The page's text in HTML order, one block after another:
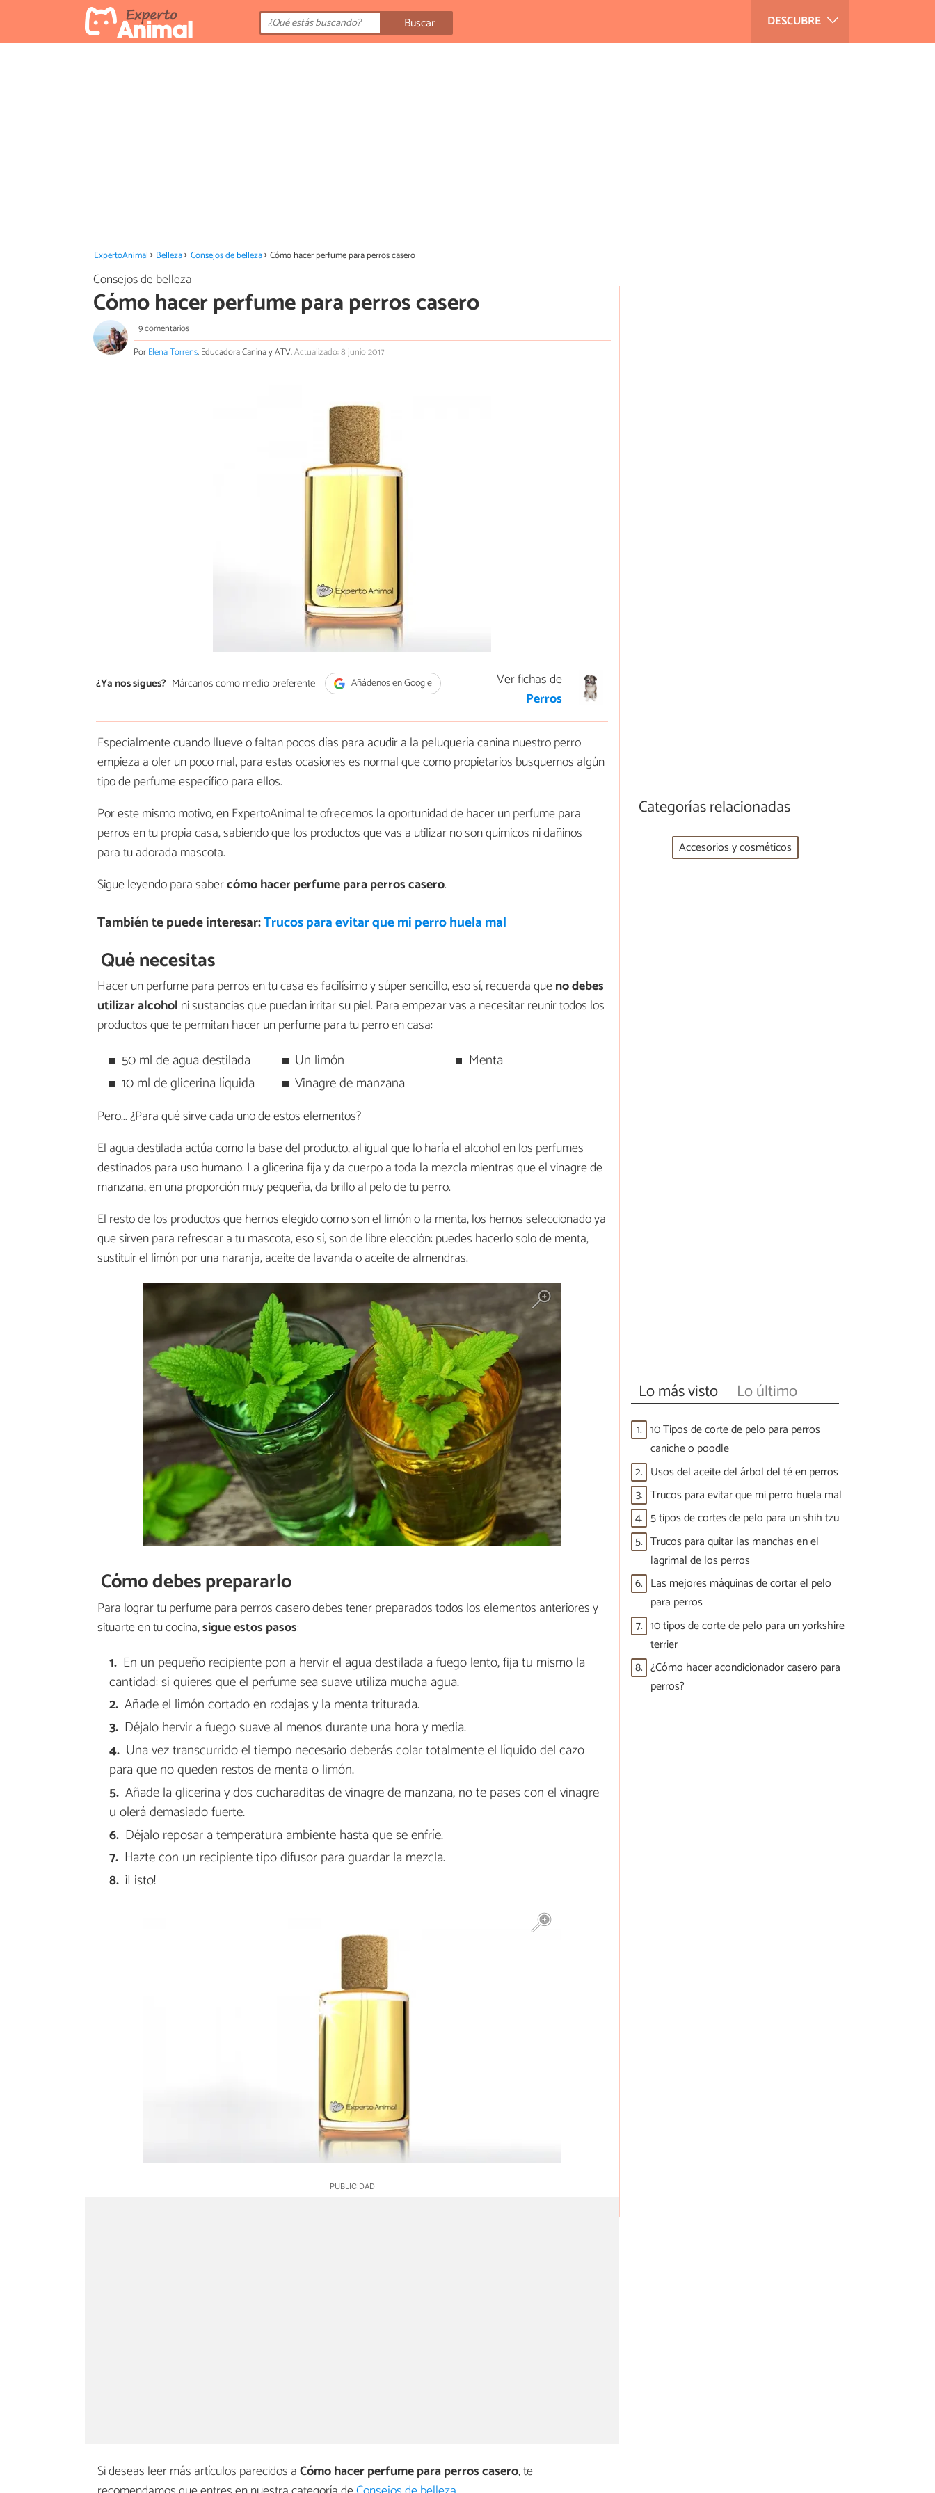
DESCUBRE
Buscar
ExpertoAnimal Belleza Consejos de belleza Cómo hacer perfume para perros casero
Consejos de belleza
Cómo hacer perfume para perros casero
9 comentarios
PorElena Torrens, Educadora Canina y ATV.Actualizado: 8 junio 2017
¿Ya nos sigues? Márcanos como medio preferente Añádenos en Google
Ver fichas de
Perros
Especialmente cuando llueve o faltan pocos días para acudir a la peluquería canina nuestro perro
empieza a oler un poco mal, para estas ocasiones es normal que como propietarios busquemos algún
tipo de perfume específico para ellos.
Por este mismo motivo, en ExpertoAnimal te ofrecemos la oportunidad de hacer un perfume para
perros en tu propia casa, sabiendo que los productos que vas a utilizar no son químicos ni dañinos
para tu adorada mascota.
Sigue leyendo para sabercómo hacer perfume para perros casero.
También te puede interesar:Trucos para evitar que mi perro huela mal
Qué necesitas
Hacer un perfume para perros en tu casa es facilísimo y súper sencillo, eso sí, recuerda queno debes
utilizar alcohol ni sustancias que puedan irritar su piel. Para empezar vas a necesitar reunir todos los
productos que te permitan hacer un perfume para tu perro en casa:
50 ml de agua destilada
10 ml de glicerina líquida
Un limón
Vinagre de manzana
Menta
Pero... ¿Para qué sirve cada uno de estos elementos?
El agua destilada actúa como la base del producto, al igual que lo haría el alcohol en los perfumes
destinados para uso humano. La glicerina fija y da cuerpo a toda la mezcla mientras que el vinagre de
manzana, en una proporción muy pequeña, da brillo al pelo de tu perro.
El resto de los productos que hemos elegido como son el limón o la menta, los hemos seleccionado ya
que sirven para refrescar a tu mascota, eso sí, son de libre elección: puedes hacerlo solo de menta,
sustituir el limón por una naranja, aceite de lavanda o aceite de almendras.
Cómo debes prepararlo
Para lograr tu perfume para perros casero debes tener preparados todos los elementos anteriores y
situarte en tu cocina,sigue estos pasos:
En un pequeño recipiente pon a hervir el agua destilada a fuego lento, fija tu mismo la
cantidad: si quieres que el perfume sea suave utiliza mucha agua.
Añade el limón cortado en rodajas y la menta triturada.
Déjalo hervir a fuego suave al menos durante una hora y media.
Una vez transcurrido el tiempo necesario deberás colar totalmente el líquido del cazo
para que no queden restos de menta o limón.
Añade la glicerina y dos cucharaditas de vinagre de manzana, no te pases con el vinagre
u olerá demasiado fuerte.
Déjalo reposar a temperatura ambiente hasta que se enfríe.
Hazte con un recipiente tipo difusor para guardar la mezcla.
¡Listo!
Si deseas leer más artículos parecidos aCómo hacer perfume para perros casero, te
Categorías relacionadas
Accesorios y cosméticos
Lo más visto Lo último
1. 10 Tipos de corte de pelo para perros
caniche o poodle
2. Usos del aceite del árbol del té en perros
3. Trucos para evitar que mi perro huela mal
4. 5 tipos de cortes de pelo para un shih tzu
5. Trucos para quitar las manchas en el
lagrimal de los perros
6. Las mejores máquinas de cortar el pelo
para perros
7. 10 tipos de corte de pelo para un yorkshire
terrier
8. ¿Cómo hacer acondicionador casero para
perros?